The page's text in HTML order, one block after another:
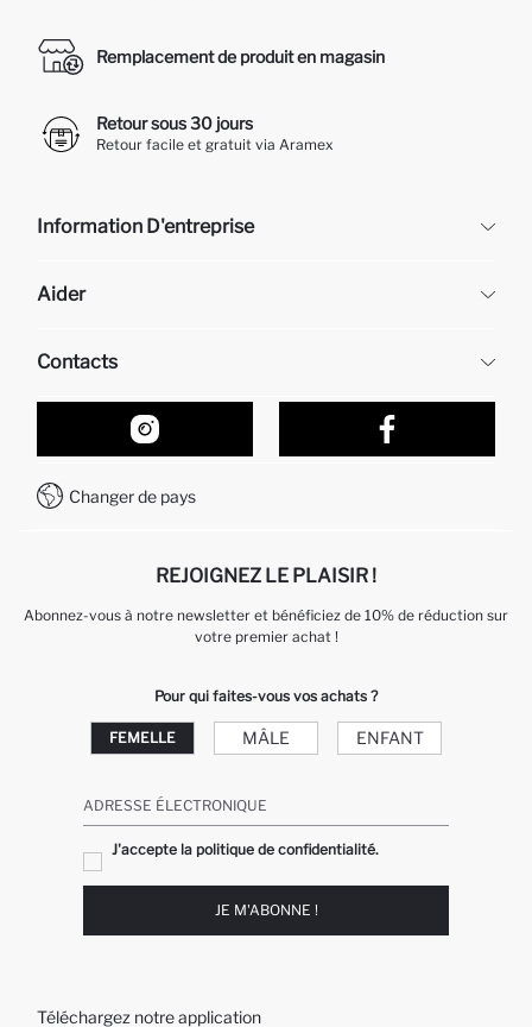
Remplacement de produit en magasin
Retour sous 30 jours
Retour facile et gratuit via Aramex
Information D'entreprise
À propos de nous
Aider
Retour et changement
Suivi de la Commande
Comment acheter sur DeFacto ?
Comment payer sur DeFacto?
Contacts
Nos Magasins
Formulaire de contact
Service Client +212 525 076 633
Changer de pays
REJOIGNEZ LE PLAISIR !
Abonnez-vous à notre newsletter et bénéficiez de 10% de réduction sur
votre premier achat !
Pour qui faites-vous vos achats ?
FEMELLE MÂLE ENFANT
ADRESSE ÉLECTRONIQUE
J'accepte la politique de confidentialité.
JE M'ABONNE !
Téléchargez notre application